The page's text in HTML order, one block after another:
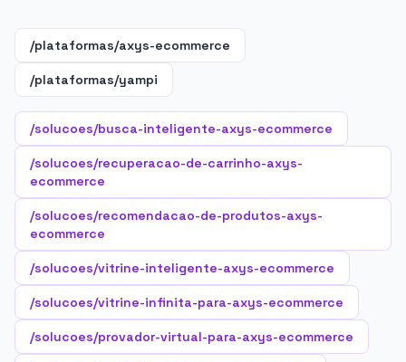
/plataformas/axys-ecommerce
/plataformas/yampi
/solucoes/busca-inteligente-axys-ecommerce
/solucoes/recuperacao-de-carrinho-axys-
ecommerce
/solucoes/recomendacao-de-produtos-axys-
ecommerce
/solucoes/vitrine-inteligente-axys-ecommerce
/solucoes/vitrine-infinita-para-axys-ecommerce
/solucoes/provador-virtual-para-axys-ecommerce